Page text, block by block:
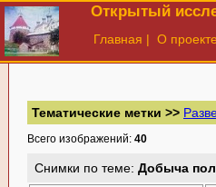
Открытый
Главная | О проекте
Тематические метки >>
Всего изображений: 40
Снимки по теме: Добыча